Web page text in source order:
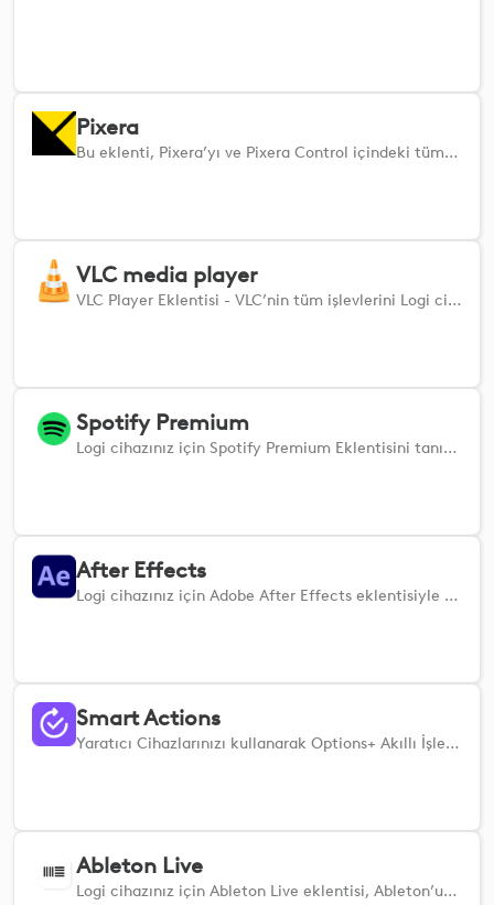
Pixera
Bu eklenti, Pixera’yı ve Pixera Control içindeki tüm modülleri uzaktan kontrol etmenizi sağlar.
VLC media player
VLC Player Eklentisi - VLC’nin tüm işlevlerini Logi cihazınızdan kolayca kontrol edin.
Spotify Premium
Logi cihazınız için Spotify Premium Eklentisini tanıtıyoruz; bu eklenti, size bir üst düzey müzik deneyimi yaşamanın kapısını açıyor.
After Effects
Logi cihazınız için Adobe After Effects eklentisiyle hareketli grafikler ve görsel efektler iş akışınızı geliştirin.
Smart Actions
Yaratıcı Cihazlarınızı kullanarak Options+ Akıllı İşlemlerinizi kontrol edin. (Akıllı İşlemleri kullanmak için Logi Options+ uygulaması gereklidir)
Ableton Live
Logi cihazınız için Ableton Live eklentisi, Ableton’un özellikleri üzerinde doğrudan kontrol imkanı sunarak müzik prodüksiyonunu geliştirir. Dokunsal girişler aracılığıyla klipler, ses seviyesi, pan ayarı ve daha fazlasını yönetmenize olanak tanır. Bu eklenti, yaratıcı süreçleri kolaylaştırarak Ableton Live’daki verimliliği artırır.